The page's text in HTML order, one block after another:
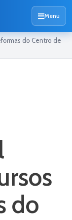
Menu
do Centro de
do